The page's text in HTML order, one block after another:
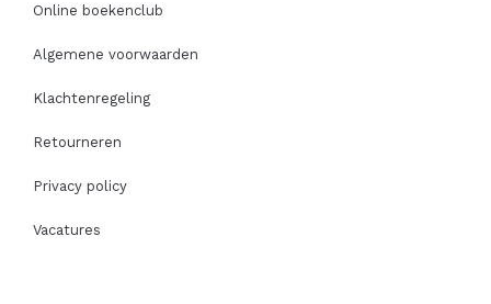
Online boekenclub
Algemene voorwaarden
Klachtenregeling
Retourneren
Privacy policy
Vacatures